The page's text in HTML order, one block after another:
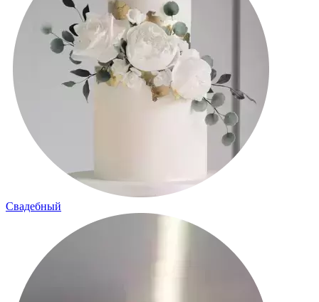
Свадебный